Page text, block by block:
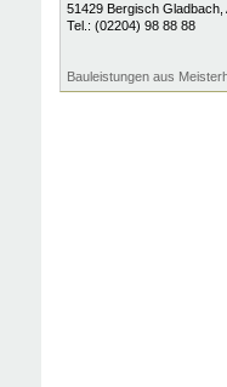
51429 Bergisch Gladbach,
Tel.: (02204) 98 88 88
Bauleistungen aus